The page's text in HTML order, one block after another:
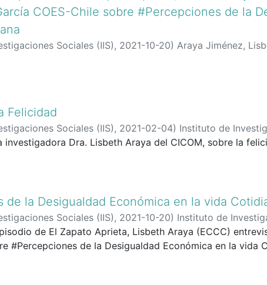
COES-Chile sobre #Percepciones de la
Sociales (IIS), 2021-10-20) Araya Jiménez,
Felicidad
Sociales (IIS), 2021-02-04) Instituto de
;Rodríguez Corrales, Gloriana;Chacón Roldán, Flory Karina
investigadora Dra. Lisbeth Araya del CICOM, sobre la
de la Desigualdad Económica en la vida
Sociales (IIS), 2021-10-20) Instituto de
;García, Juan Diego
de El Zapato Aprieta, Lisbeth Araya (ECCC)
#Percepciones de la Desigualdad Económica en la vida
es una producción del Programa de Acumulación,